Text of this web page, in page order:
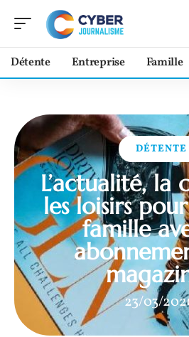
Détente Entreprise Famille
DÉTENTE
L’actualité, la
les loisirs
famille
23/03/